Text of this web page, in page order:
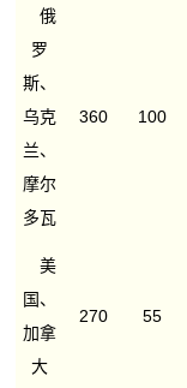
俄
罗
斯、
乌克
兰、
摩尔
多瓦
360 100
美
国、
加拿
大
270 55